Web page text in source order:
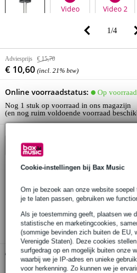
Cookie-instellingen bij Bax Music
Om je bezoek aan onze website
je te laten passen, gebruiken we
Als je toestemming geeft, plaatsen we
statistische en marketingcookies,
(sommige bevinden zich buiten de EU,
Verenigde Staten). Deze cookies
surfgedrag op en mogelijk buiten onze
waarbij we je IP-adres en unieke
voor herkenning. Zo kunnen we je
Video Video 2
1/4
Adviesprijs € 15,70
€ 10,60 (incl. 21% btw)
Online voorraadstatus:
Op voorraad
Nog 1 stuk op voorraad in ons magazijn
(en nog ruim voldoende voorraad
30 dagen 'niet goed geld terug'
3 jaar Bax Music garantie
Gratis ophalen in de winkel